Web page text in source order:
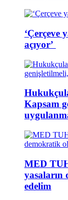
‘Çerçeve
açıyor’
Kapsam
MED
yasaların
edelim